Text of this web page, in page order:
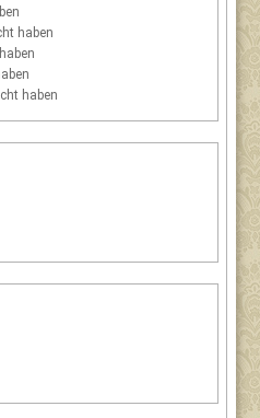
haben
haben